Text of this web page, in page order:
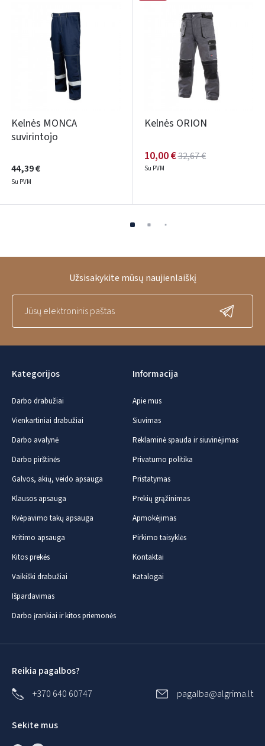
Kelnės MONCA
suvirintojo
44,39 €
Su PVM
Kelnės ORION
10,00 €32,67 €
Su PVM
Kategorijos
Darbo drabužiai
Vienkartiniai drabužiai
Darbo avalynė
Darbo pirštinės
Galvos, akių, veido apsauga
Klausos apsauga
Kvėpavimo takų apsauga
Kritimo apsauga
Kitos prekės
Vaikiški drabužiai
Išpardavimas
Darbo įrankiai ir kitos priemonės
Informacija
Apie mus
Siuvimas
Reklaminė spauda ir siuvinėjimas
Privatumo politika
Pristatymas
Prekių grąžinimas
Apmokėjimas
Pirkimo taisyklės
Kontaktai
Katalogai
Užsisakykite mūsų naujienlaiškį
Reikia pagalbos?
+370 640 60747
pagalba@algrima.lt
Sekite mus